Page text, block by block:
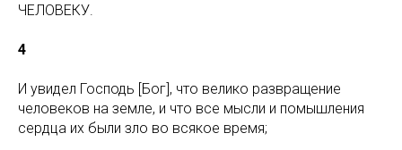
ЧЕЛОВЕКУ.
4
И увидел Господь [Бог], что велико развращение
человеков на земле, и что все мысли и помышления
сердца их были зло во всякое время;